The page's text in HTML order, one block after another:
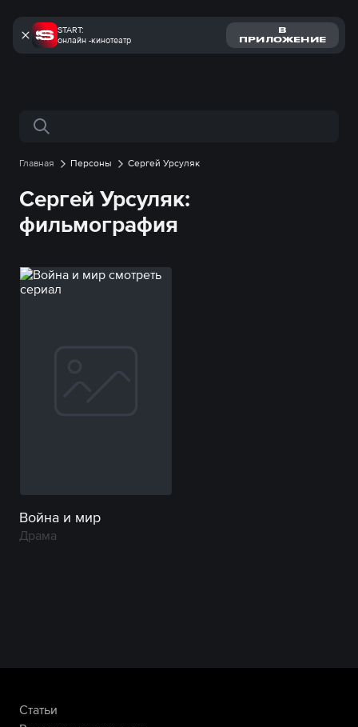
START:
онлайн -кинотеатр
В
ПРИЛОЖЕНИЕ
Поиск по сайту
Главная Персоны Сергей Урсуляк
Сергей Урсуляк:
фильмография
Война и мир
Драма
Статьи